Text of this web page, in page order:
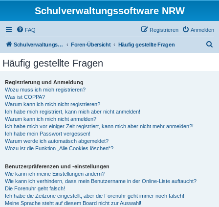
Schulverwaltungssoftware NRW
FAQ Anmelden
Registrieren
Schulverwaltungssoftware NRW Foren-Übersicht Häufig gestellte Fragen
Häufig gestellte Fragen
Registrierung und Anmeldung
Wozu muss ich mich registrieren?
Was ist COPPA?
Warum kann ich mich nicht registrieren?
Ich habe mich registriert, kann mich aber nicht anmelden!
Warum kann ich mich nicht anmelden?
Ich habe mich vor einiger Zeit registriert, kann mich aber nicht mehr anmelden?!
Ich habe mein Passwort vergessen!
Warum werde ich automatisch abgemeldet?
Wozu ist die Funktion „Alle Cookies löschen“?
Benutzerpräferenzen und -einstellungen
Wie kann ich meine Einstellungen ändern?
Wie kann ich verhindern, dass mein Benutzername in der Online-Liste auftaucht?
Die Forenuhr geht falsch!
Ich habe die Zeitzone eingestellt, aber die Forenuhr geht immer noch falsch!
Meine Sprache steht auf diesem Board nicht zur Auswahl!